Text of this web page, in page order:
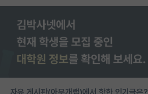
자유 게시판(아무개랩)에서 핫한 인기글은?